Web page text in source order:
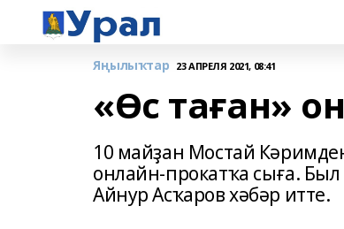
Яңылыҡтар 23 АПРЕЛЯ 2021, 08:41
«Өс таған»
10 майҙан Мостай
онлайн-прокатҡа сыға.
Айнур Асҡаров хәбәр итте.